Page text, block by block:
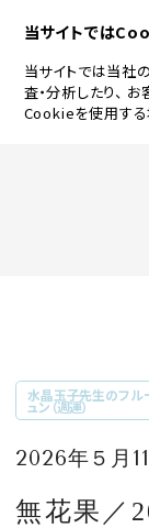
当サイトでは
当サイトでは当社
査・分析したり、 お
Cookieを使用する
JEWELRY
CULTURE
水晶玉子先生のフル
ュン（週運）
2026年５月
無花果／